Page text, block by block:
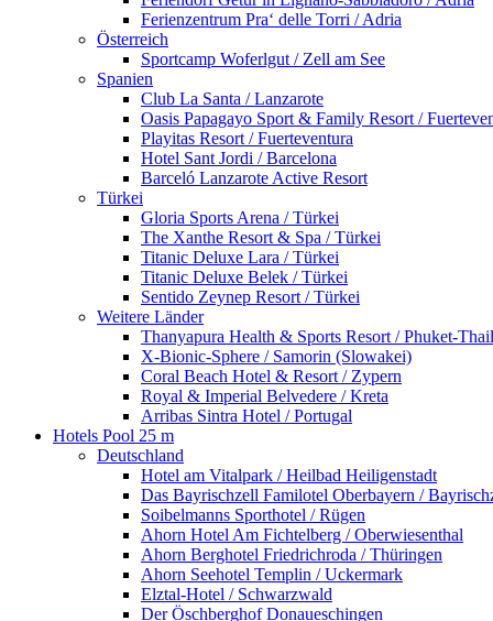
Ferienzentrum Pra‘ delle Torri / Adria
Österreich
Sportcamp Woferlgut / Zell am See
Spanien
Club La Santa / Lanzarote
Oasis Papagayo Sport & Family Resort /
Playitas Resort / Fuerteventura
Hotel Sant Jordi / Barcelona
Barceló Lanzarote Active Resort
Türkei
Gloria Sports Arena / Türkei
The Xanthe Resort & Spa / Türkei
Titanic Deluxe Lara / Türkei
Titanic Deluxe Belek / Türkei
Sentido Zeynep Resort / Türkei
Weitere Länder
Thanyapura Health & Sports Resort / Phuket-
X-Bionic-Sphere / Samorin (Slowakei)
Coral Beach Hotel & Resort / Zypern
Royal & Imperial Belvedere / Kreta
Arribas Sintra Hotel / Portugal
Hotels Pool 25 m
Deutschland
Hotel am Vitalpark / Heilbad Heiligenstadt
Das Bayrischzell Familotel Oberbayern /
Soibelmanns Sporthotel / Rügen
Ahorn Hotel Am Fichtelberg / Oberwiesenthal
Ahorn Berghotel Friedrichroda / Thüringen
Ahorn Seehotel Templin / Uckermark
Elztal-Hotel / Schwarzwald
Der Öschberghof Donaueschingen